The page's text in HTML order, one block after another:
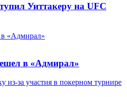
Уиттакеру на UFC
«Адмирал»
в «Адмирал»
из-за участия в покерном турнире